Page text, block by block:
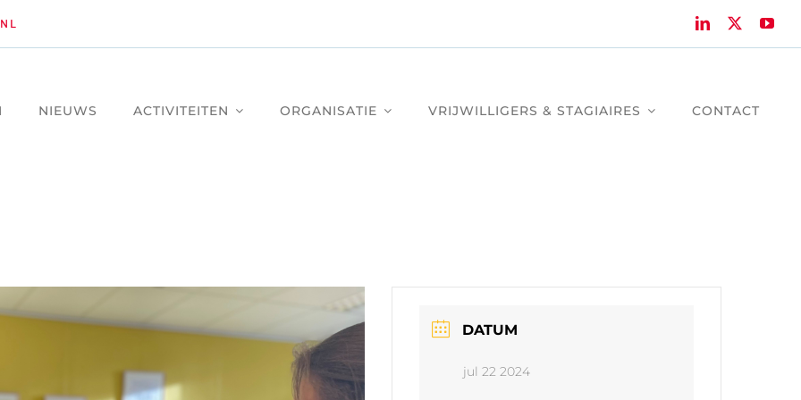
NIEUWS ACTIVITEITEN ORGANISATIE VRIJWILLIGERS & STAGIAIRES CONTACT
DATUM
jul 22 2024